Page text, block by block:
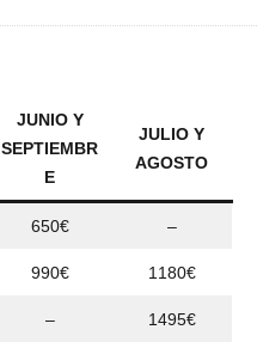
JUNIO Y
SEPTIEMBR
E
JULIO Y
AGOSTO
650€ –
990€ 1180€
– 1495€